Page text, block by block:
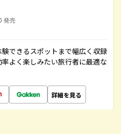
発売
できるスポットまで幅広く収録
よく楽しみたい旅行者に最適な
詳細を見る